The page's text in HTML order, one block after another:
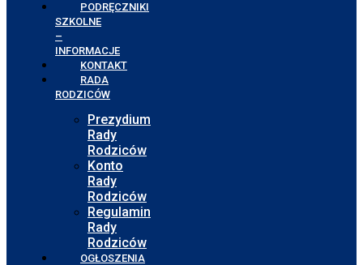
PODRĘCZNIKI
SZKOLNE
–
INFORMACJE
KONTAKT
RADA
RODZICÓW
Prezydium
Rady
Rodziców
Konto
Rady
Rodziców
Regulamin
Rady
Rodziców
OGŁOSZENIA